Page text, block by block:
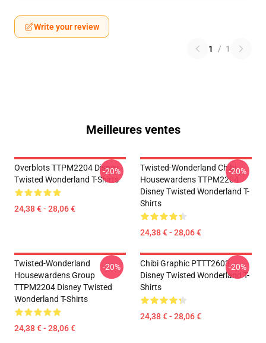
Write your review
1 / 1
Meilleures ventes
Overblots TTPM2204 Disney
Twisted Wonderland T-Shirts
24,38 € - 28,06 €
-20%
Twisted-Wonderland Chibi
Housewardens TTPM2204
Disney Twisted Wonderland T-
Shirts
24,38 € - 28,06 €
-20%
Twisted-Wonderland
Housewardens Group
TTPM2204 Disney Twisted
Wonderland T-Shirts
24,38 € - 28,06 €
-20%
Chibi Graphic PTTT2603
Disney Twisted Wonderland T-
Shirts
24,38 € - 28,06 €
-20%